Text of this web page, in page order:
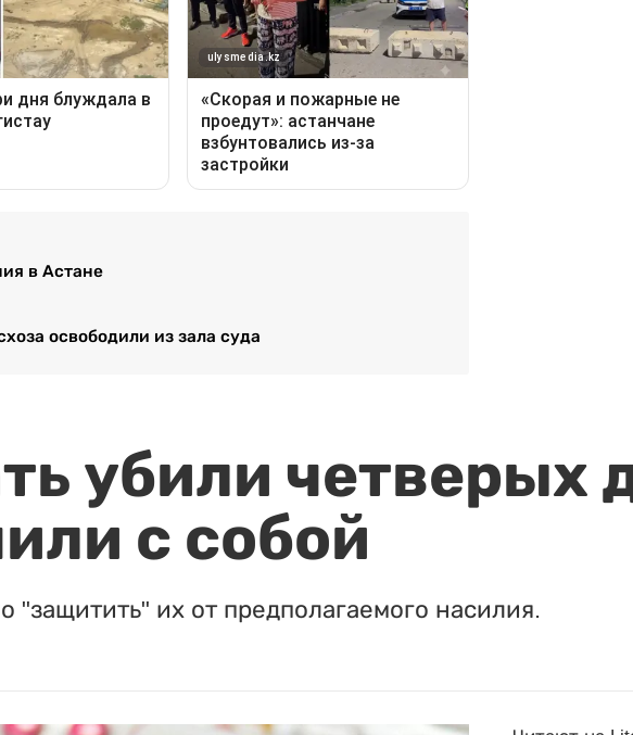
в Астане
освободили из зала суда
убили четверых
с собой
их от предполагаемого насилия.